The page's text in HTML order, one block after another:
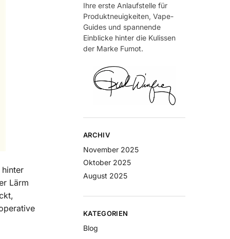
Lärm
Ihre erste Anlaufstelle für
Produktneuigkeiten, Vape-
Guides und spannende
Einblicke hinter die Kulissen
der Marke Fumot.
ARCHIV
November 2025
Oktober 2025
August 2025
KATEGORIEN
Blog